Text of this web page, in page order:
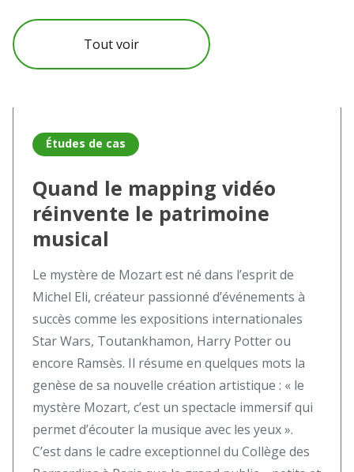
Tout voir
Études de cas
Quand le mapping vidéo
réinvente le patrimoine
musical
Le mystère de Mozart est né dans l’esprit de
Michel Eli, créateur passionné d’événements à
succès comme les expositions internationales
Star Wars, Toutankhamon, Harry Potter ou
encore Ramsès. Il résume en quelques mots la
genèse de sa nouvelle création artistique : « le
mystère Mozart, c’est un spectacle immersif qui
permet d’écouter la musique avec les yeux ».
C’est dans le cadre exceptionnel du Collège des